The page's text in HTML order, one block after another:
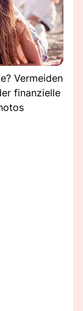
Vermeiden
finanzielle